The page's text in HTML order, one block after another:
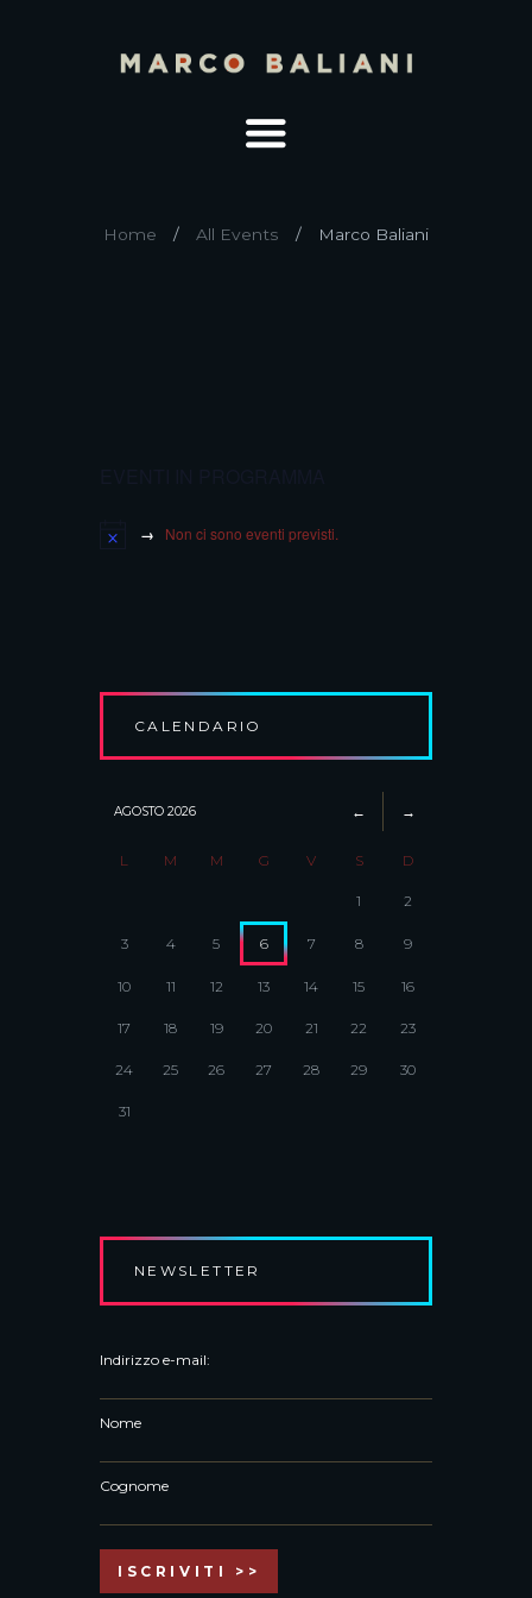
Home All Events Marco Baliani
Non ci sono eventi previsti.
CALENDARIO
AGOSTO 2026
L M M G V S D
1 2
3 4 5 6 7 8 9
10 11 12 13 14 15 16
17 18 19 20 21 22 23
24 25 26 27 28 29 30
31
NEWSLETTER
Indirizzo e-mail:
Nome
Cognome